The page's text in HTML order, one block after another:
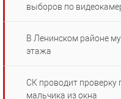
выборов по
В Ленинском районе
этажа
СК проводит проверку
мальчика из окна